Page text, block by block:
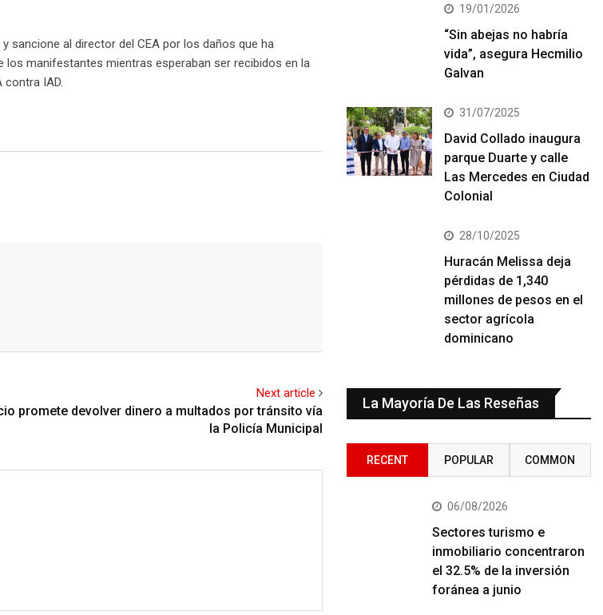
sancione al director del CEA por los daños que ha
manifestantes mientras esperaban ser recibidos en la
contra IAD.
Next article
promete devolver dinero a multados por tránsito vía
la Policía Municipal
19/01/2026
“Sin abejas no habría
vida”, asegura Hecmilio
Galvan
31/07/2025
David Collado inaugura
parque Duarte y calle
Las Mercedes en Ciudad
Colonial
28/10/2025
Huracán Melissa deja
pérdidas de 1,340
millones de pesos en el
sector agrícola
dominicano
La Mayoría De Las Reseñas
RECENT POPULAR COMMON
06/08/2026
Sectores turismo e
inmobiliario concentraron
el 32.5% de la inversión
foránea a junio